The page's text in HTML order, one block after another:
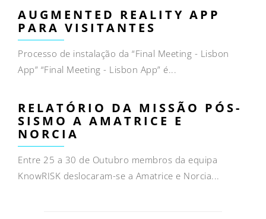
AUGMENTED REALITY APP
PARA VISITANTES
Processo de instalação da “Final Meeting - Lisbon
App” “Final Meeting - Lisbon App” é...
RELATÓRIO DA MISSÃO PÓS-
SISMO A AMATRICE E
NORCIA
Entre 25 a 30 de Outubro membros da equipa
KnowRISK deslocaram-se a Amatrice e Norcia...